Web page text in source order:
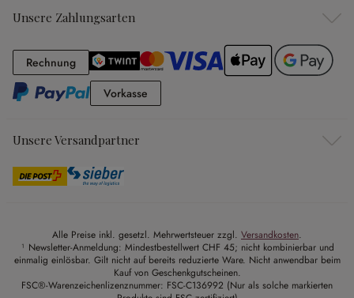
Unsere Zahlungsarten
RechnungRechnung
Vorkasse
Unsere Versandpartner
Alle Preise inkl. gesetzl. Mehrwertsteuer zzgl. Versandkosten.
¹ Newsletter-Anmeldung: Mindestbestellwert CHF 45; nicht kombinierbar und
einmalig einlösbar. Gilt nicht auf bereits reduzierte Ware. Nicht anwendbar beim
Kauf von Geschenkgutscheinen.
FSC®-Warenzeichenlizenznummer: FSC-C136992 (Nur als solche markierten